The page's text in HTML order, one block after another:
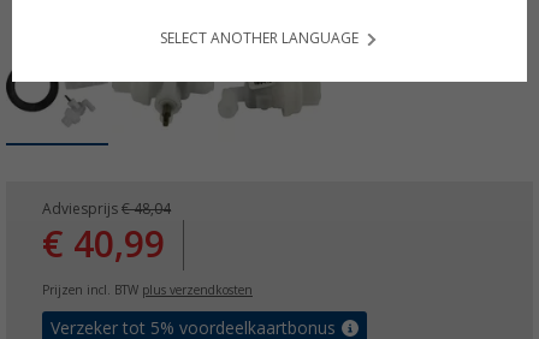
Adviesprijs € 48,04
€ 40,99
Prijzen incl. BTW plus verzendkosten
Verzeker tot 5% voordeelkaartbonus
SELECT ANOTHER LANGUAGE